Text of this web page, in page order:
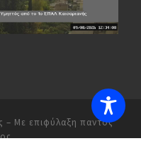
– Με επιφύλαξη παντός